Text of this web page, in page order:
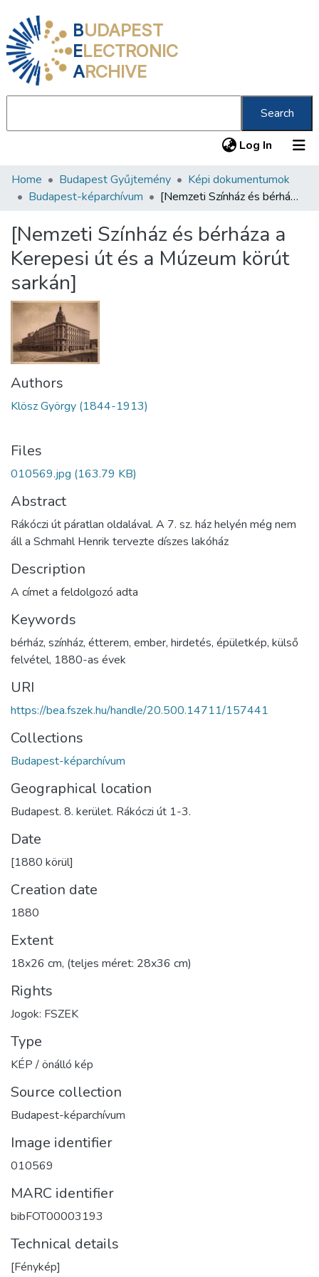
BUDAPEST
ELECTRONIC
ARCHIVE
Search
Log In (current)
Communities & Collections
Statistics
About us
Home Budapest Gyűjtemény
Képi dokumentumok
Budapest-képarchívum
[Nemzeti Színház és bérháza a Kerepesi út és a Múzeum körút sarkán]
[Nemzeti Színház és bérháza a
Kerepesi út és a Múzeum körút
sarkán]
Authors
Klösz György (1844-1913)
Files
010569.jpg (163.79 KB)
Abstract
Rákóczi út páratlan oldalával. A 7. sz. ház helyén még nem
áll a Schmahl Henrik tervezte díszes lakóház
Description
A címet a feldolgozó adta
Keywords
bérház, színház, étterem, ember, hirdetés, épületkép, külső
felvétel, 1880-as évek
URI
https://bea.fszek.hu/handle/20.500.14711/157441
Collections
Budapest-képarchívum
Geographical location
Budapest. 8. kerület. Rákóczi út 1-3.
Date
[1880 körül]
Creation date
1880
Extent
18x26 cm, (teljes méret: 28x36 cm)
Rights
Jogok: FSZEK
Type
KÉP / önálló kép
Source collection
Budapest-képarchívum
Image identifier
010569
MARC identifier
bibFOT00003193
Technical details
[Fénykép]